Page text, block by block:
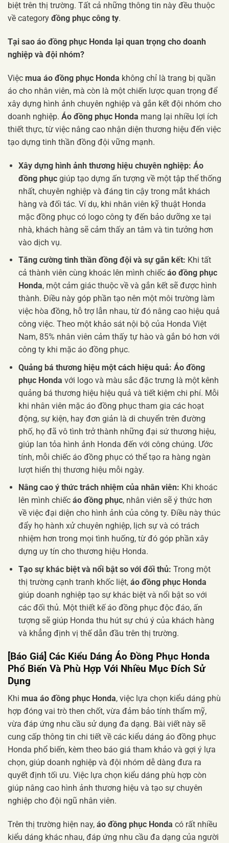
biệt trên thị trường. Tất cả những thông tin này đều thuộc
về category đồng phục công ty.
Tại sao áo đồng phục Honda lại quan trọng cho doanh
nghiệp và đội nhóm?
Việc mua áo đồng phục Honda không chỉ là trang bị quần
áo cho nhân viên, mà còn là một chiến lược quan trọng để
xây dựng hình ảnh chuyên nghiệp và gắn kết đội nhóm cho
doanh nghiệp. Áo đồng phục Honda mang lại nhiều lợi ích
thiết thực, từ việc nâng cao nhận diện thương hiệu đến việc
tạo dựng tinh thần đồng đội vững mạnh.
Xây dựng hình ảnh thương hiệu chuyên nghiệp: Áo
đồng phụcgiúp tạo dựng ấn tượng về một tập thể thống
nhất, chuyên nghiệp và đáng tin cậy trong mắt khách
hàng và đối tác. Ví dụ, khi nhân viên kỹ thuật Honda
mặc đồng phục có logo công ty đến bảo dưỡng xe tại
nhà, khách hàng sẽ cảm thấy an tâm và tin tưởng hơn
vào dịch vụ.
Tăng cường tinh thần đồng đội và sự gắn kết: Khi tất
cả thành viên cùng khoác lên mình chiếc áo đồng phục
Honda, một cảm giác thuộc về và gắn kết sẽ được hình
thành. Điều này góp phần tạo nên một môi trường làm
việc hòa đồng, hỗ trợ lẫn nhau, từ đó nâng cao hiệu quả
công việc. Theo một khảo sát nội bộ của Honda Việt
Nam, 85% nhân viên cảm thấy tự hào và gắn bó hơn với
công ty khi mặc áo đồng phục.
Quảng bá thương hiệu một cách hiệu quả: Áo đồng
phục Honda với logo và màu sắc đặc trưng là một kênh
quảng bá thương hiệu hiệu quả và tiết kiệm chi phí. Mỗi
khi nhân viên mặc áo đồng phục tham gia các hoạt
động, sự kiện, hay đơn giản là di chuyển trên đường
phố, họ đã vô tình trở thành những đại sứ thương hiệu,
giúp lan tỏa hình ảnh Honda đến với công chúng. Ước
tính, mỗi chiếc áo đồng phục có thể tạo ra hàng ngàn
lượt hiển thị thương hiệu mỗi ngày.
Nâng cao ý thức trách nhiệm của nhân viên: Khi khoác
lên mình chiếc áo đồng phục, nhân viên sẽ ý thức hơn
về việc đại diện cho hình ảnh của công ty. Điều này thúc
đẩy họ hành xử chuyên nghiệp, lịch sự và có trách
nhiệm hơn trong mọi tình huống, từ đó góp phần xây
dựng uy tín cho thương hiệu Honda.
Tạo sự khác biệt và nổi bật so với đối thủ: Trong một
thị trường cạnh tranh khốc liệt, áo đồng phục Honda
giúp doanh nghiệp tạo sự khác biệt và nổi bật so với
các đối thủ. Một thiết kế áo đồng phục độc đáo, ấn
tượng sẽ giúp Honda thu hút sự chú ý của khách hàng
và khẳng định vị thế dẫn đầu trên thị trường.
[Báo Giá] Các Kiểu Dáng Áo Đồng Phục Honda
Phổ Biến Và Phù Hợp Với Nhiều Mục Đích Sử
Dụng
Khi mua áo đồng phục Honda, việc lựa chọn kiểu dáng phù
hợp đóng vai trò then chốt, vừa đảm bảo tính thẩm mỹ,
vừa đáp ứng nhu cầu sử dụng đa dạng. Bài viết này sẽ
cung cấp thông tin chi tiết về các kiểu dáng áo đồng phục
Honda phổ biến, kèm theo báo giá tham khảo và gợi ý lựa
chọn, giúp doanh nghiệp và đội nhóm dễ dàng đưa ra
quyết định tối ưu. Việc lựa chọn kiểu dáng phù hợp còn
giúp nâng cao hình ảnh thương hiệu và tạo sự chuyên
nghiệp cho đội ngũ nhân viên.
Trên thị trường hiện nay, áo đồng phục Honda có rất nhiều
kiểu dáng khác nhau, đáp ứng nhu cầu đa dạng của người